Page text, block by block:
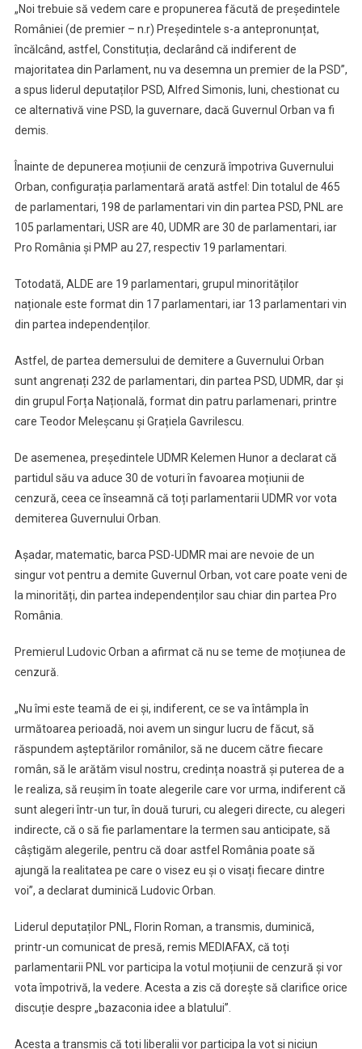
„Noi trebuie să vedem care e propunerea făcută de președintele
României (de premier – n.r) Președintele s-a antepronunțat,
încălcând, astfel, Constituția, declarând că indiferent de
majoritatea din Parlament, nu va desemna un premier de la PSD”,
a spus liderul deputaților PSD, Alfred Simonis, luni, chestionat cu
ce alternativă vine PSD, la guvernare, dacă Guvernul Orban va fi
demis.
Înainte de depunerea moțiunii de cenzură împotriva Guvernului
Orban, configurația parlamentară arată astfel: Din totalul de 465
de parlamentari, 198 de parlamentari vin din partea PSD, PNL are
105 parlamentari, USR are 40, UDMR are 30 de parlamentari, iar
Pro România și PMP au 27, respectiv 19 parlamentari.
Totodată, ALDE are 19 parlamentari, grupul minorităților
naționale este format din 17 parlamentari, iar 13 parlamentari vin
din partea independenților.
Astfel, de partea demersului de demitere a Guvernului Orban
sunt angrenați 232 de parlamentari, din partea PSD, UDMR, dar și
din grupul Forța Națională, format din patru parlamenari, printre
care Teodor Meleșcanu și Grațiela Gavrilescu.
De asemenea, președintele UDMR Kelemen Hunor a declarat că
partidul său va aduce 30 de voturi în favoarea moțiunii de
cenzură, ceea ce înseamnă că toți parlamentarii UDMR vor vota
demiterea Guvernului Orban.
Așadar, matematic, barca PSD-UDMR mai are nevoie de un
singur vot pentru a demite Guvernul Orban, vot care poate veni de
la minorități, din partea independenților sau chiar din partea Pro
România.
Premierul Ludovic Orban a afirmat că nu se teme de moțiunea de
cenzură.
„Nu îmi este teamă de ei și, indiferent, ce se va întâmpla în
următoarea perioadă, noi avem un singur lucru de făcut, să
răspundem așteptărilor românilor, să ne ducem către fiecare
român, să le arătăm visul nostru, credința noastră și puterea de a
le realiza, să reușim în toate alegerile care vor urma, indiferent că
sunt alegeri într-un tur, în două tururi, cu alegeri directe, cu alegeri
indirecte, că o să fie parlamentare la termen sau anticipate, să
câștigăm alegerile, pentru că doar astfel România poate să
ajungă la realitatea pe care o visez eu și o visați fiecare dintre
voi”, a declarat duminică Ludovic Orban.
Liderul deputaților PNL, Florin Roman, a transmis, duminică,
printr-un comunicat de presă, remis MEDIAFAX, că toți
parlamentarii PNL vor participa la votul moțiunii de cenzură și vor
vota împotrivă, la vedere. Acesta a zis că dorește să clarifice orice
discuție despre „bazaconia idee a blatului”.
Acesta a transmis că toți liberalii vor participa la vot și niciun